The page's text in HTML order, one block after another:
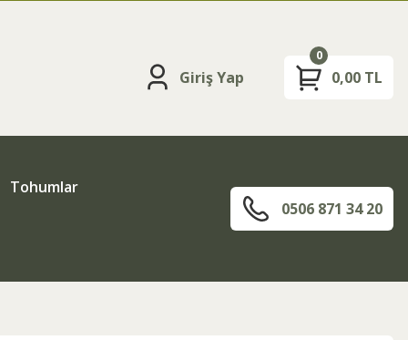
Giriş Yap 0,00 TL
0
Tohumlar
0506 871 34 20